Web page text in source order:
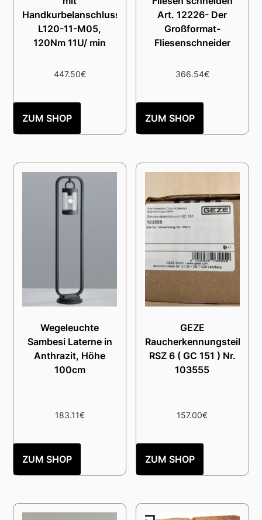
Handkurbelanschluss
L120-11-M05,
120Nm 11U/ min
447.50€
ZUM SHOP
Art. 12226- Der
Großformat-
Fliesenschneider
366.54€
ZUM SHOP
Wegeleuchte
Sambesi Laterne in
Anthrazit, Höhe
100cm
183.11€
ZUM SHOP
GEZE
Raucherkennungsteil
RSZ 6 ( GC 151 ) Nr.
103555
157.00€
ZUM SHOP